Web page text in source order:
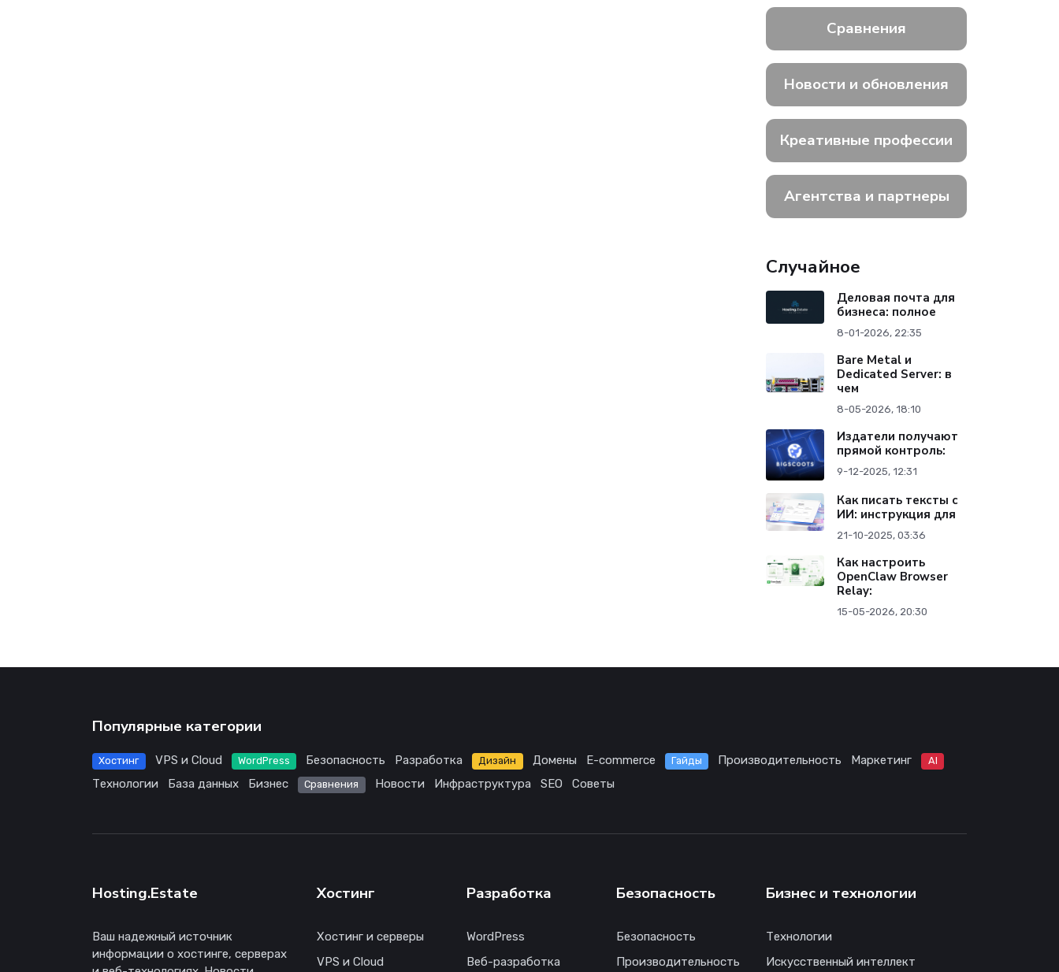
Сравнения
Новости и обновления
Креативные профессии
Агентства и партнеры
Случайное
Деловая почта для
бизнеса: полное
8-01-2026, 22:35
Bare Metal и
Dedicated Server: в
чем
8-05-2026, 18:10
Издатели получают
прямой контроль:
9-12-2025, 12:31
Как писать тексты с
ИИ: инструкция для
21-10-2025, 03:36
Как настроить
OpenClaw Browser
Relay:
15-05-2026, 20:30
Популярные категории
Хостинг VPS и Cloud WordPress Безопасность Разработка Дизайн Домены E-commerce Гайды Производительность Маркетинг AI
Технологии База данных Бизнес Сравнения Новости Инфраструктура SEO Советы
Hosting.Estate
Ваш надежный источник
информации о хостинге, серверах
Хостинг
Хостинг и серверы
VPS и Cloud
Разработка
WordPress
Веб-разработка
Безопасность
Безопасность
Производительность
Бизнес и технологии
Технологии
Искусственный интеллект